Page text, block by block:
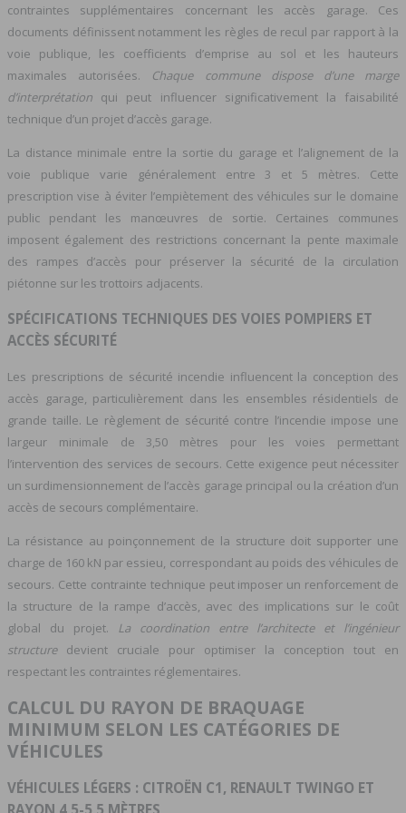
contraintes supplémentaires concernant les accès garage. Ces
documents définissent notamment les règles de recul par rapport à la
voie publique, les coefficients d’emprise au sol et les hauteurs
maximales autorisées. Chaque commune dispose d’une marge
d’interprétation qui peut influencer significativement la faisabilité
technique d’un projet d’accès garage.
La distance minimale entre la sortie du garage et l’alignement de la
voie publique varie généralement entre 3 et 5 mètres. Cette
prescription vise à éviter l’empiètement des véhicules sur le domaine
public pendant les manœuvres de sortie. Certaines communes
imposent également des restrictions concernant la pente maximale
des rampes d’accès pour préserver la sécurité de la circulation
piétonne sur les trottoirs adjacents.
SPÉCIFICATIONS TECHNIQUES DES VOIES POMPIERS ET
ACCÈS SÉCURITÉ
Les prescriptions de sécurité incendie influencent la conception des
accès garage, particulièrement dans les ensembles résidentiels de
grande taille. Le règlement de sécurité contre l’incendie impose une
largeur minimale de 3,50 mètres pour les voies permettant
l’intervention des services de secours. Cette exigence peut nécessiter
un surdimensionnement de l’accès garage principal ou la création d’un
accès de secours complémentaire.
La résistance au poinçonnement de la structure doit supporter une
charge de 160 kN par essieu, correspondant au poids des véhicules de
secours. Cette contrainte technique peut imposer un renforcement de
la structure de la rampe d’accès, avec des implications sur le coût
global du projet.
La coordination entre l’architecte et l’ingénieur
structure devient cruciale pour optimiser la conception tout en
respectant les contraintes réglementaires.
CALCUL DU RAYON DE BRAQUAGE
MINIMUM SELON LES CATÉGORIES DE
VÉHICULES
VÉHICULES LÉGERS : CITROËN C1, RENAULT TWINGO ET
RAYON 4,5-5,5 MÈTRES